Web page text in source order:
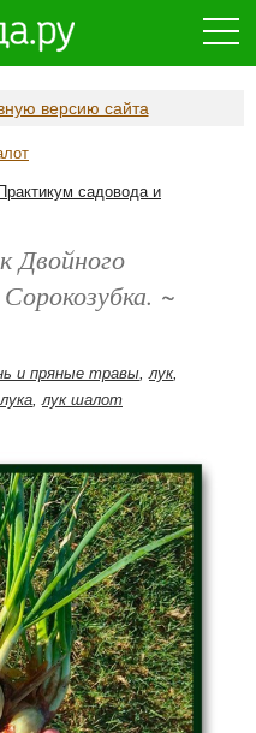
версию сайта
Практикум садовода и
Двойного
~
и пряные травы,лук,
,лук шалот